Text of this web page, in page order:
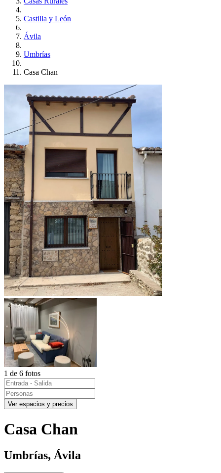
Castilla y León
Ávila
Umbrías
Casa Chan
1 de 6 fotos
Ver espacios y precios
Casa Chan
Umbrías, Ávila